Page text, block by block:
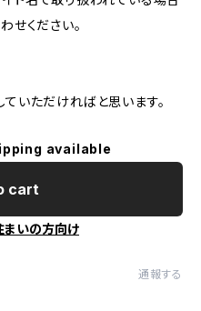
せください。
いただければと思います。
available
cart
まいの方向け
通報する